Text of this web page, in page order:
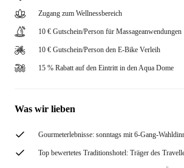
Zugang zum Wellnessbereich
10 € Gutschein/Person für Massageanwendungen
10 € Gutschein/Person den E-Bike Verleih
15 % Rabatt auf den Eintritt in den Aqua Dome
Was wir lieben
Gourmeterlebnisse: sonntags mit 6-Gang-
Top bewertetes Traditionshotel: Träger des